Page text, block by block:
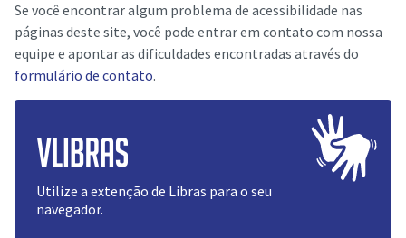
Se você encontrar algum problema de acessibilidade nas
páginas deste site, você pode entrar em contato com nossa
equipe e apontar as dificuldades encontradas através do
formulário de contato.
Utilize a extenção de Libras para o seu
navegador.